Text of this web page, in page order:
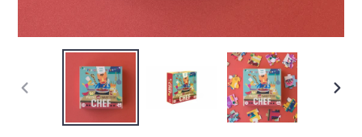
DIAPOSITIVE